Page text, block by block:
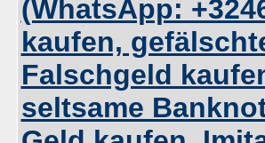
(WhatsApp:
kaufen,
Falschgeld
seltsame